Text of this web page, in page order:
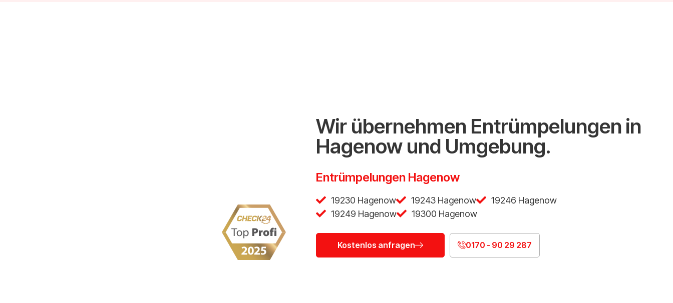
Wir übernehmen Entrümpelungen in
Hagenow und Umgebung.
Entrümpelungen Hagenow
19230 Hagenow 19243 Hagenow
19246 Hagenow
19249 Hagenow
19300 Hagenow
Kostenlos anfragen 0170 - 90 29 287